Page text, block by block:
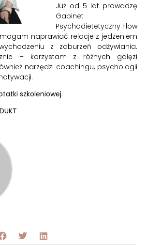
Już od 5 lat prowadzę
Gabinet
Psychodietetyczny Flow
naprawiać relacje z jedzeniem
z zaburzeń odżywiania.
– korzystam z różnych gałęzi
narzędzi coachingu, psychologii
szkoleniowej.